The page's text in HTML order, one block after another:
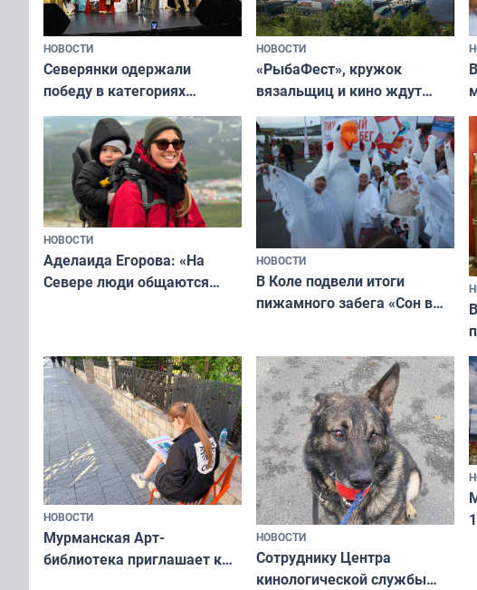
НОВОСТИ
Северянки одержали
победу в категориях
всероссийского конкурса
«Мисс и Миссис Великая
Русь»
НОВОСТИ
«РыбаФест», кружок
вязальщиц и кино ждут
мурманчан в эти выходные
НОВОСТИ
Аделаида Егорова: «На
Севере люди общаются
НОВОСТИ
В Коле подвели итоги
пижамного забега «Сон в
НОВОСТИ
Мурманская Арт-
библиотека приглашает к
НОВОСТИ
Сотруднику Центра
кинологической службы